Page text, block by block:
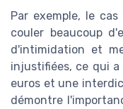
Par exemple, le
couler beaucoup
d'intimidation et
injustifiées, ce qui
euros et une
démontre